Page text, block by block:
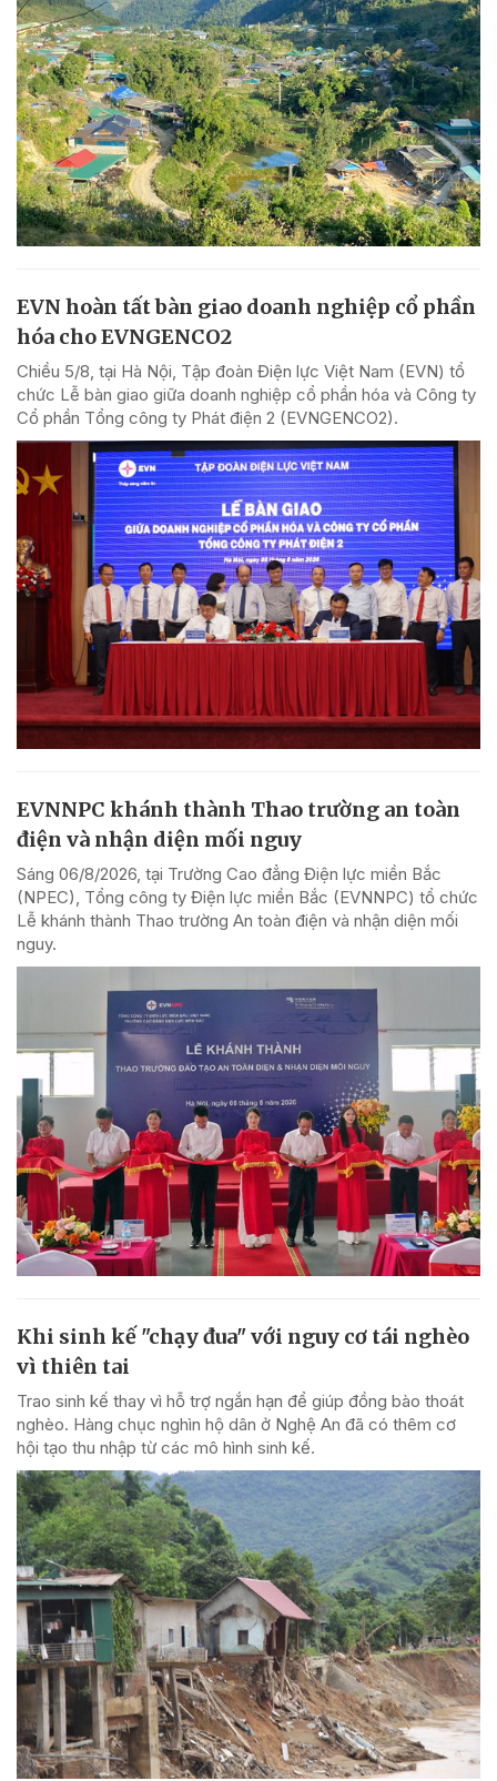
EVN hoàn tất bàn giao doanh nghiệp cổ phần
hóa cho EVNGENCO2
Chiều 5/8, tại Hà Nội, Tập đoàn Điện lực Việt Nam (EVN) tổ
chức Lễ bàn giao giữa doanh nghiệp cổ phần hóa và Công ty
Cổ phần Tổng công ty Phát điện 2 (EVNGENCO2).
EVNNPC khánh thành Thao trường an toàn
điện và nhận diện mối nguy
Sáng 06/8/2026, tại Trường Cao đẳng Điện lực miền Bắc
(NPEC), Tổng công ty Điện lực miền Bắc (EVNNPC) tổ chức
Lễ khánh thành Thao trường An toàn điện và nhận diện mối
nguy.
Khi sinh kế "chạy đua" với nguy cơ tái nghèo
vì thiên tai
Trao sinh kế thay vì hỗ trợ ngắn hạn để giúp đồng bào thoát
nghèo. Hàng chục nghìn hộ dân ở Nghệ An đã có thêm cơ
hội tạo thu nhập từ các mô hình sinh kế.